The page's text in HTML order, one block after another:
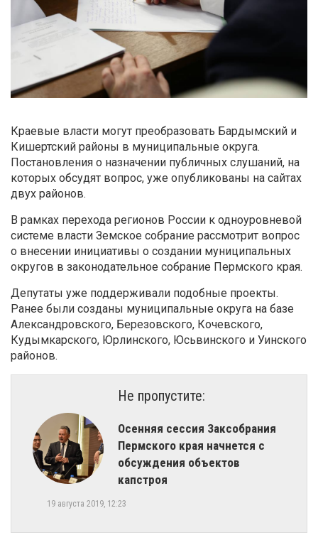
Краевые власти могут преобразовать Бардымский и
Кишертский районы в муниципальные округа.
Постановления о назначении публичных слушаний, на
которых обсудят вопрос, уже опубликованы на сайтах
двух районов.
В рамках перехода регионов России к одноуровневой
системе власти Земское собрание рассмотрит вопрос
о внесении инициативы о создании муниципальных
округов в законодательное собрание Пермского края.
Депутаты уже поддерживали подобные проекты.
Ранее были созданы муниципальные округа на базе
Александровского, Березовского, Кочевского,
Кудымкарского, Юрлинского, Юсьвинского и Уинского
районов.
Не пропустите:
Осенняя сессия Заксобрания
Пермского края начнется с
обсуждения объектов
капстроя
19 августа 2019, 12:23